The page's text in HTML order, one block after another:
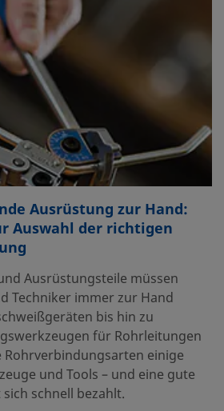
Ausrüstung zur Hand:
Auswahl der richtigen
Ausrüstungsteile müssen
Techniker immer zur Hand
bis hin zu
für Rohrleitungen
einige
und Tools – und eine gute
schnell bezahlt.